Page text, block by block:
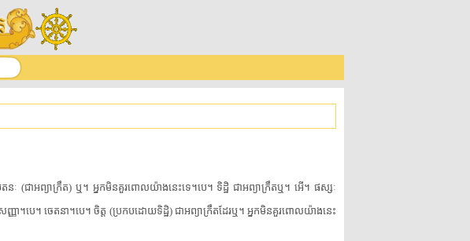
នៈ (ជា​អព្យាក្រឹត) ឬ។ អ្នក​មិន​គួរ​ពោល​យ៉ាងនេះ​ទេ។បេ។ ទិដ្ឋិ ជា​អព្យាក្រឹត​ឬ។ អើ។ ផស្សៈ
ា។បេ។ ចេតនា។បេ។ ចិត្ត (ប្រកបដោយ​ទិដ្ឋិ) ជា​អព្យាក្រឹត​ដែរ​ឬ។ អ្នក​មិន​គួរ​ពោល​យ៉ាងនេះ​